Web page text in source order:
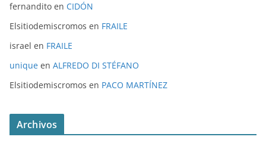
fernandito en CIDÓN
Elsitiodemiscromos en FRAILE
israel en FRAILE
unique en ALFREDO DI STÉFANO
Elsitiodemiscromos en PACO MARTÍNEZ
Archivos